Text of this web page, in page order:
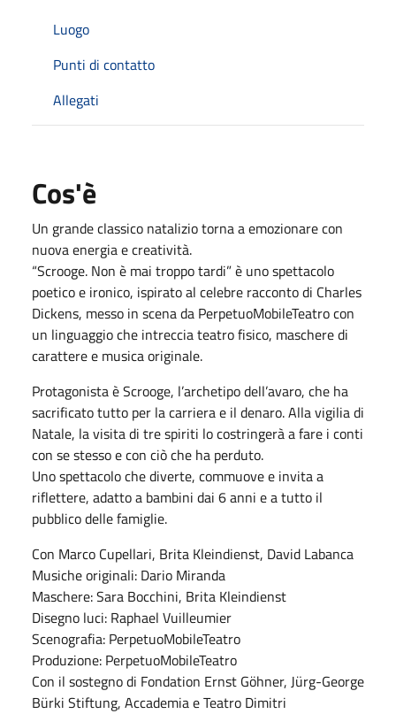
Luogo
Punti di contatto
Allegati
Cos'è
Un grande classico natalizio torna a emozionare con
nuova energia e creatività.
“Scrooge. Non è mai troppo tardi” è uno spettacolo
poetico e ironico, ispirato al celebre racconto di Charles
Dickens, messo in scena da PerpetuoMobileTeatro con
un linguaggio che intreccia teatro fisico, maschere di
carattere e musica originale.
Protagonista è Scrooge, l’archetipo dell’avaro, che ha
sacrificato tutto per la carriera e il denaro. Alla vigilia di
Natale, la visita di tre spiriti lo costringerà a fare i conti
con se stesso e con ciò che ha perduto.
Uno spettacolo che diverte, commuove e invita a
riflettere, adatto a bambini dai 6 anni e a tutto il
pubblico delle famiglie.
Con Marco Cupellari, Brita Kleindienst, David Labanca
Musiche originali: Dario Miranda
Maschere: Sara Bocchini, Brita Kleindienst
Disegno luci: Raphael Vuilleumier
Scenografia: PerpetuoMobileTeatro
Produzione: PerpetuoMobileTeatro
Con il sostegno di Fondation Ernst Göhner, Jürg-George
Bürki Stiftung, Accademia e Teatro Dimitri